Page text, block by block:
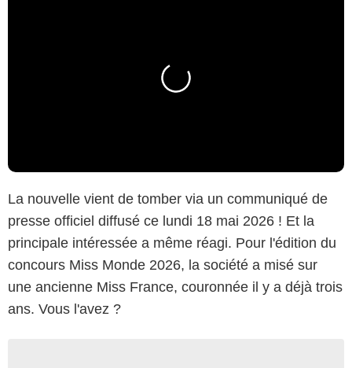
La nouvelle vient de tomber via un communiqué de
presse officiel diffusé ce lundi 18 mai 2026 ! Et la
principale intéressée a même réagi. Pour l'édition du
concours Miss Monde 2026, la société a misé sur
une ancienne Miss France, couronnée il y a déjà trois
ans. Vous l'avez ?